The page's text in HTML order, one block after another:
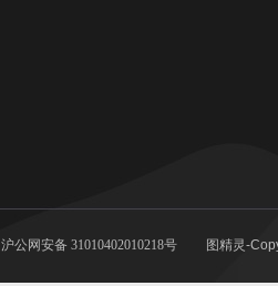
沪公网安备 31010402010218号 图精灵-